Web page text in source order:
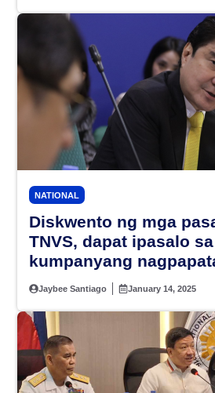
NATIONAL
Diskwento ng mga
TNVS, dapat ipasalo
kumpanyang
Sen. Tulfo
Jaybee Santiago January 14, 2025